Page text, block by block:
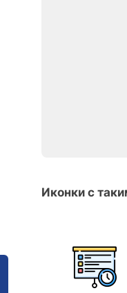
Иконки с